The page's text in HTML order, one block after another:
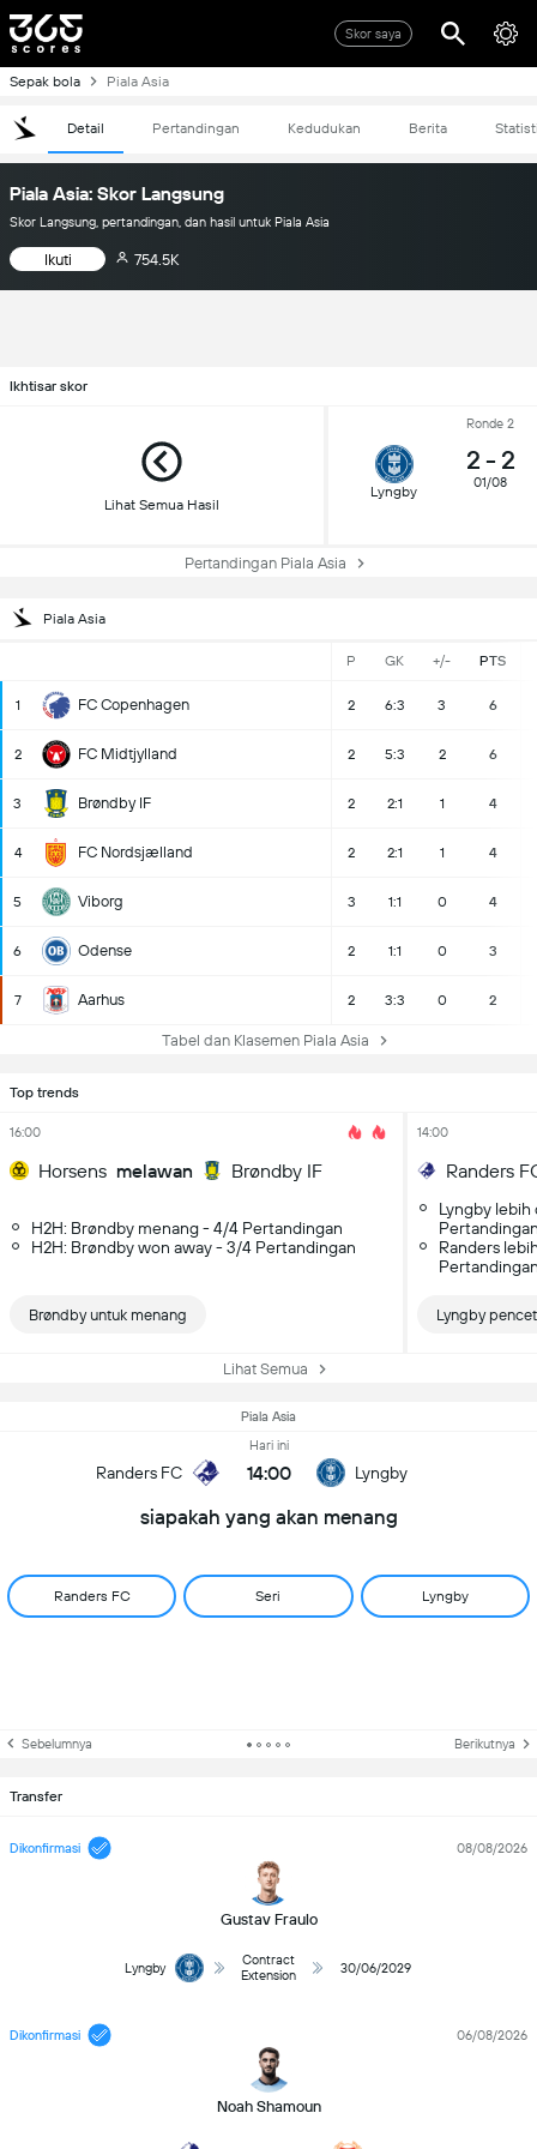
Skor saya
Sepak bola Piala Asia
Detail Pertandingan Kedudukan Berita
Piala Asia: Skor Langsung
Skor Langsung, pertandingan, dan hasil untuk Piala Asia
Ikuti 754.5K
Ikhtisar skor
Lihat Semua Hasil
Ronde 2
Lyngby
2 - 2
01/08
Pertandingan Piala Asia
Piala Asia
P GK +/- PTS
1 FC Copenhagen 2 6:3 3 6
2 FC Midtjylland 2 5:3 2 6
3 Brøndby IF 2 2:1 1 4
4 FC Nordsjælland 2 2:1 1 4
5 Viborg 3 1:1 0 4
6 Odense 2 1:1 0 3
7 Aarhus 2 3:3 0 2
Tabel dan Klasemen Piala Asia
Top trends
16:00
Horsens melawan Brøndby IF
H2H: Brøndby menang - 4/4 Pertandingan
H2H: Brøndby won away - 3/4 Pertandingan
Brøndby untuk menang
14:00
Randers
Lyngby
Randers
Lyngby
Lihat Semua
Piala Asia
Randers FC
Hari ini
14:00 Lyngby
siapakah yang akan menang
Randers FC Seri Lyngby
Sebelumnya Berikutnya
Transfer
Dikonfirmasi
Gustav Fraulo
08/08/2026
Lyngby
Contract
Extension
30/06/2029
Dikonfirmasi
Noah Shamoun
06/08/2026